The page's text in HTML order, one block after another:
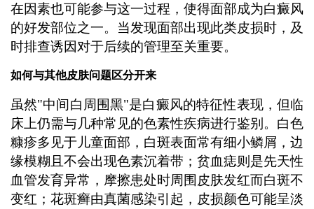
在因素也可能参与这一过程，使得面部成为白癜风
的好发部位之一。当发现面部出现此类皮损时，及
时排查诱因对于后续的管理至关重要。
如何与其他皮肤问题区分开来
虽然"中间白周围黑"是白癜风的特征性表现，但临
床上仍需与几种常见的色素性疾病进行鉴别。白色
糠疹多见于儿童面部，白斑表面常有细小鳞屑，边
缘模糊且不会出现色素沉着带；贫血痣则是先天性
血管发育异常，摩擦患处时周围皮肤发红而白斑不
变红；花斑癣由真菌感染引起，皮损颜色可能呈淡